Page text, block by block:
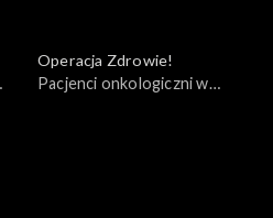
Operacja Zdrowie!
Pacjenci onkologiczni w